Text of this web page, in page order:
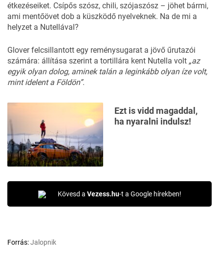
étkezéseiket. Csípős szósz, chili, szójaszósz – jöhet bármi,
ami mentőövet dob a küszködő nyelveknek. Na de mi a
helyzet a Nutellával?
Glover felcsillantott egy reménysugarat a jövő űrutazói
számára: állítása szerint a tortillára kent Nutella volt „az
egyik olyan dolog, aminek talán a leginkább olyan íze volt,
mint idelent a Földön”.
Ezt is vidd magaddal,
ha nyaralni indulsz!
Kövesd a Vezess.hu-t a Google hírekben!
Forrás:Jalopnik